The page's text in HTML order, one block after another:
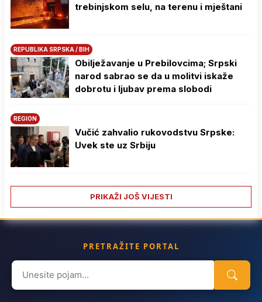
trebinjskom selu, na terenu i mještani
REPUBLIKA SRPSKA / BIH
Obilježavanje u Prebilovcima; Srpski
narod sabrao se da u molitvi iskaže
dobrotu i ljubav prema slobodi
REGION
Vučić zahvalio rukovodstvu Srpske:
Uvek ste uz Srbiju
PRIKAŽI JOŠ VIJESTI
PRETRAŽITE PORTAL
Search
for: